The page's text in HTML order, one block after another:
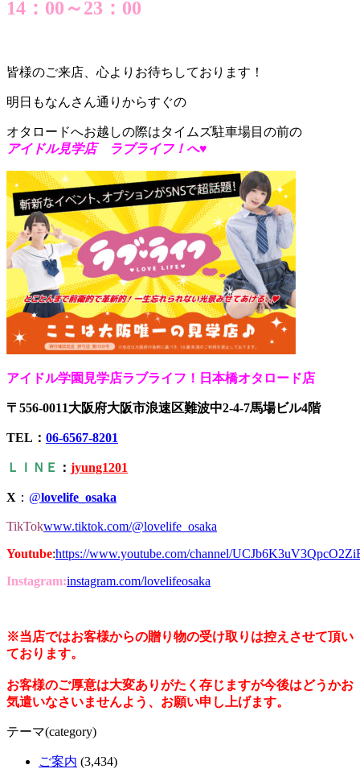
14：00～23：00
皆様のご来店、心よりお待ちしております！
明日もなんさん通りからすぐの
オタロードへお越しの際はタイムズ駐車場目の前の
アイドル見学店 ラブライフ！へ♥
アイドル学園見学店ラブライフ！日本橋オタロード店
〒556-0011大阪府大阪市浪速区難波中2-4-7馬場ビル4階
TEL： 06-6567-8201
ＬＩＮＥ ： jyung1201
X ： @lovelife_osaka
TikTokwww.tiktok.com/@lovelife_osaka
Youtube:https://www.youtube.com/channel/
Instagram:instagram.com/lovelifeosaka
※当店ではお客様からの贈り物の受け取りは控えさせて頂い
ております。
お客様のご厚意は大変ありがたく存じますが今後はどうかお
気遣いなさいませんよう、お願い申し上げます。
テーマ(category)
ご案内 (3,434)